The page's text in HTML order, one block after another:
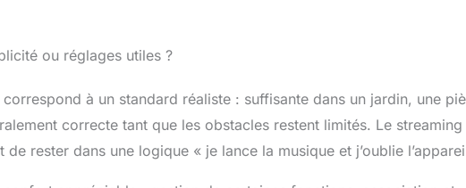
ou réglages utiles ?
à un standard réaliste : suffisante dans un jardin, une
correcte tant que les obstacles restent limités. Le
rester dans une logique « je lance la musique et j’oublie